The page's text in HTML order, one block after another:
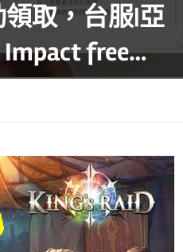
取，台服|亞
free